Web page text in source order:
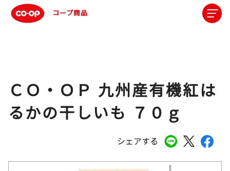
コープ商品
シェアする
ＣＯ・ＯＰ 九州産有機紅は
るかの干しいも ７０ｇ